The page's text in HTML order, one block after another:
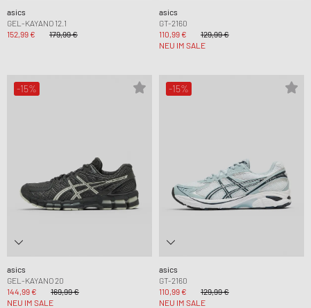
asics
GEL-KAYANO 12.1
152,99 €
179,99 €
asics
GT-2160
110,99 €
129,99 €
NEU IM SALE
-15%
asics
GEL-KAYANO 20
144,99 €
169,99 €
NEU IM SALE
-15%
asics
GT-2160
110,99 €
129,99 €
NEU IM SALE